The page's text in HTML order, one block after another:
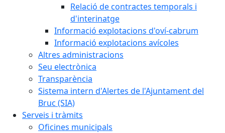
Relació de contractes temporals i
d'interinatge
Informació explotacions d'oví-cabrum
Informació explotacions avícoles
Altres administracions
Seu electrònica
Transparència
Sistema intern d'Alertes de l'Ajuntament del
Bruc (SIA)
Serveis i tràmits
Oficines municipals